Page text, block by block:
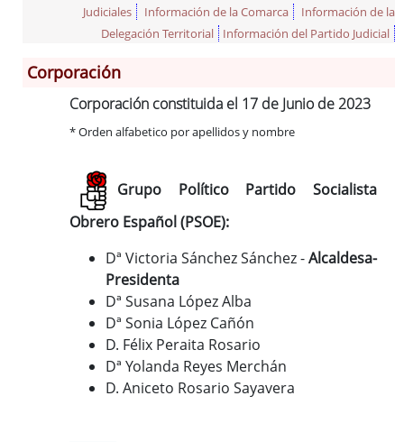
Información General
Historia
Monumentos
Turismo
Corporación
Correo-e gratis
Códigos para FACe
Judiciales
Información de la Comarca
Información de la
Delegación Territorial
Información del Partido Judicial
Corporación
Corporación constituida el 17 de Junio de 2023
* Orden alfabetico por apellidos y nombre
Grupo Político Partido Socialista
Obrero Español (PSOE):
Dª Victoria Sánchez Sánchez -Alcaldesa-
Presidenta
Dª Susana López Alba
Dª Sonia López Cañón
D. Félix Peraita Rosario
Dª Yolanda Reyes Merchán
D. Aniceto Rosario Sayavera